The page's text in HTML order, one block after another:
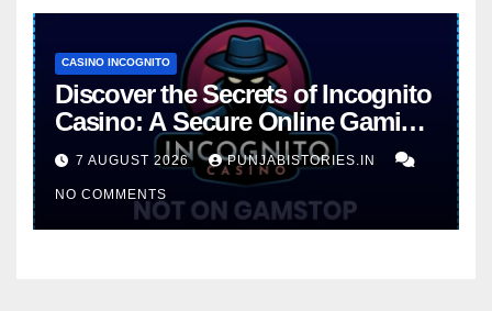
CASINO INCOGNITO
Discover the Secrets of Incognito
Casino: A Secure Online Gaming
Experience
7 AUGUST 2026 PUNJABISTORIES.IN
NO COMMENTS